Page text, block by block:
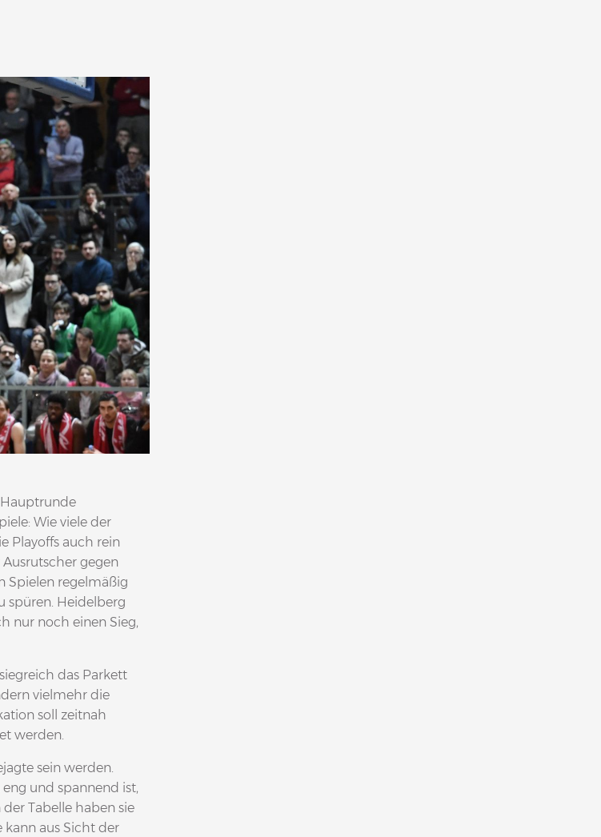
Wie viele der
Playoffs auch rein
gegen
Spielen regelmäßig
spüren. Heidelberg
nur noch einen Sieg,
das Parkett
vielmehr die
soll zeitnah
werden.
sein werden.
und spannend ist,
Tabelle haben sie
aus Sicht der